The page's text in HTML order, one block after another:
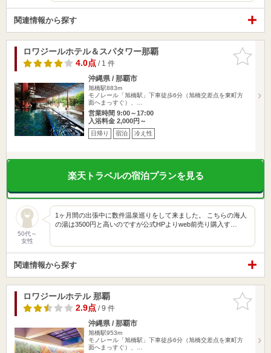
関連情報から探す
お気に入
りに追加
ロワジールホテル＆スパタワー那覇
4.0点/ 1 件
沖縄県 / 那覇市
旭橋駅883m
モノレール「旭橋駅」下車徒歩6分（旭橋交差点を東町方
面へまっすぐ）、…
営業時間 9:00～17:00
入浴料金 2,000円～
日帰り 宿泊 冷え性
楽天トラベルの宿泊プランを見る
50代～
女性
1ヶ月間の出張中に数件温泉巡りをして来ました。 こちらの海人
の湯は3500円と高いのですが公式HPよりweb前売り購入す…
関連情報から探す
お気に入
りに追加
ロワジールホテル 那覇
2.9点/ 9 件
沖縄県 / 那覇市
旭橋駅953m
モノレール「旭橋駅」下車徒歩6分（旭橋交差点を東町方
面へまっすぐ）、…